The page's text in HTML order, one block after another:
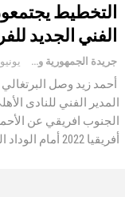
التخطيط
الفني الجديد
جريدة الجمهورية والعالم يونيو 30, 2022
أحمد زيد وصل
المدير الفني للنادى
الجنوب افريقي عن
أفريقيا 2022 أمام الوداد المغربي. ومن…